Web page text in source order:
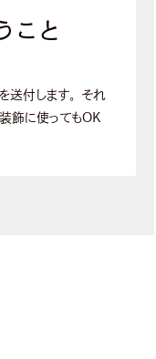
こと
付します。
それ
飾に使ってもOK